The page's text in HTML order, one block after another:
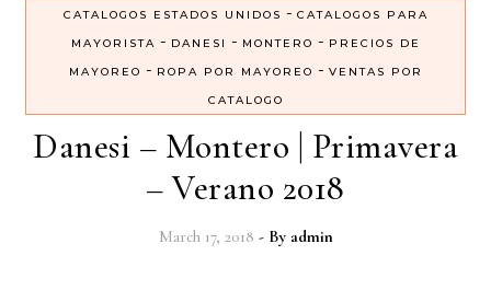
CATALOGOS ESTADOS UNIDOS - CATALOGOS PARA
MAYORISTA - DANESI - MONTERO - PRECIOS DE
MAYOREO - ROPA POR MAYOREO - VENTAS POR
CATALOGO
Danesi – Montero | Primavera
– Verano 2018
March 17, 2018 - By admin